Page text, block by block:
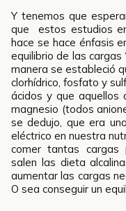
Y tenemos que
que estos estudios
hace se hace énfasis
equilibrio de las cargas
manera se estableció
clorhídrico, fosfato y
ácidos y que aquellos
magnesio (todos
se dedujo, que era
eléctrico en nuestra
comer tantas cargas
salen las dieta
aumentar las cargas
O sea conseguir un